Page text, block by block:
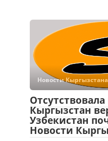
Новости
Кыргызстан
Узбекистан
Новости